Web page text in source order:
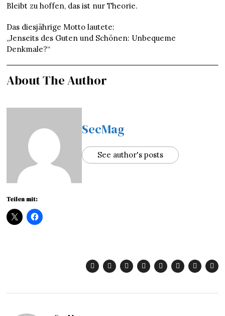
Bleibt zu hoffen, das ist nur Theorie.
Das diesjährige Motto lautete:
„Jenseits des Guten und Schönen: Unbequeme
Denkmale?“
About The Author
SecMag
See author's posts
Teilen mit: